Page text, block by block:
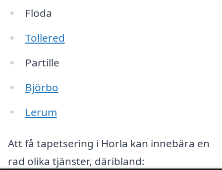
Floda
Tollered
Partille
Björbo
Lerum
Att få tapetsering i Horla kan innebära en
rad olika tjänster, däribland: